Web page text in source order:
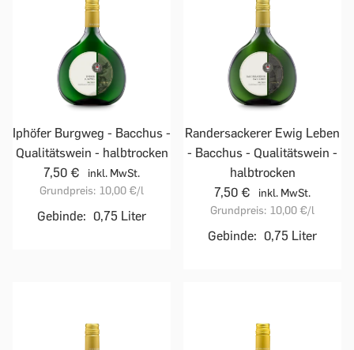
Iphöfer Burgweg - Bacchus -
Qualitätswein - halbtrocken
7,50 €
inkl. MwSt.
Grundpreis: 10,00 €/l
Gebinde: 0,75 Liter
Randersackerer Ewig Leben
- Bacchus - Qualitätswein -
halbtrocken
7,50 €
inkl. MwSt.
Grundpreis: 10,00 €/l
Gebinde: 0,75 Liter